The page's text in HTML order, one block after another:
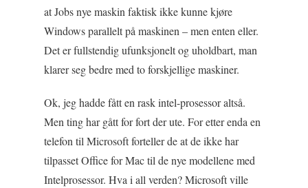
at Jobs nye maskin faktisk ikke kunne kjøre
Windows parallelt på maskinen – men enten eller.
Det er fullstendig ufunksjonelt og uholdbart, man
klarer seg bedre med to forskjellige maskiner.
Ok, jeg hadde fått en rask intel-prosessor altså.
Men ting har gått for fort der ute. For etter enda en
telefon til Microsoft forteller de at de ikke har
tilpasset Office for Mac til de nye modellene med
Intelprosessor. Hva i all verden? Microsoft ville